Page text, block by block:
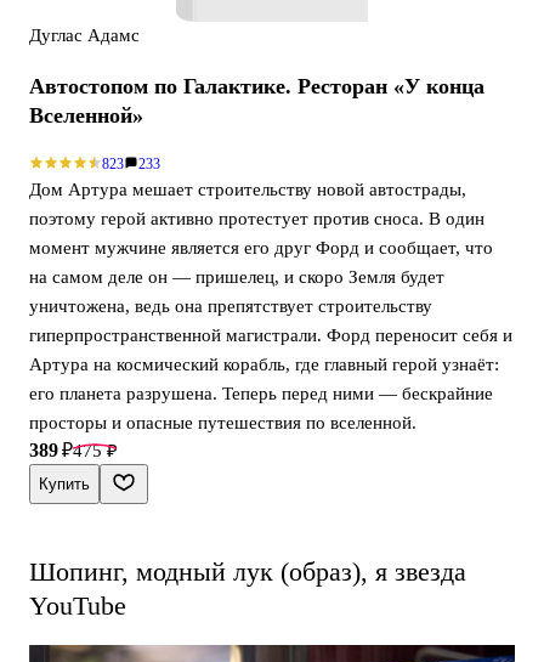
Дуглас Адамс
Автостопом по Галактике. Ресторан «У конца
Вселенной»
823 233
Дом Артура мешает строительству новой автострады,
поэтому герой активно протестует против сноса. В один
момент мужчине является его друг Форд и сообщает, что
на самом деле он — пришелец, и скоро Земля будет
уничтожена, ведь она препятствует строительству
гиперпространственной магистрали. Форд переносит себя и
Артура на космический корабль, где главный герой узнаёт:
его планета разрушена. Теперь перед ними — бескрайние
просторы и опасные путешествия по вселенной.
475 ₽
389 ₽
Купить
Шопинг, модный лук (образ), я звезда
YouTube